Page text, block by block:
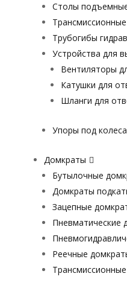
Столы
Трубогибы
Устройства для
Вентиляторы
Катушки для
Шланги для
Упоры под колеса
Домкраты
Бутылочные
Домкраты
Зацепные
Пневматические
Реечные